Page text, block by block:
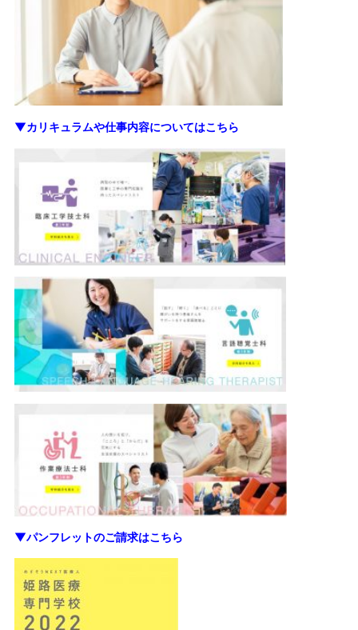
▼カリキュラムや仕事内容についてはこちら
▼パンフレットのご請求はこちら